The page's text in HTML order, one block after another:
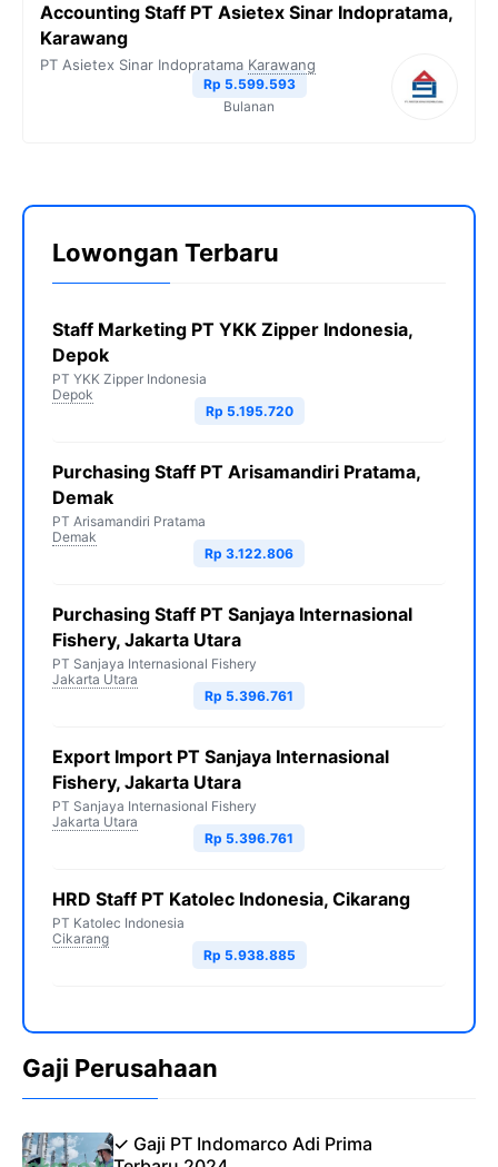
Accounting Staff PT Asietex Sinar Indopratama,
Karawang
PT Asietex Sinar Indopratama Karawang
Rp 5.599.593
Bulanan
Lowongan Terbaru
Staff Marketing PT YKK Zipper Indonesia,
Depok
PT YKK Zipper Indonesia
Depok
Rp 5.195.720
Purchasing Staff PT Arisamandiri Pratama,
Demak
PT Arisamandiri Pratama
Demak
Rp 3.122.806
Purchasing Staff PT Sanjaya Internasional
Fishery, Jakarta Utara
PT Sanjaya Internasional Fishery
Jakarta Utara
Rp 5.396.761
Export Import PT Sanjaya Internasional
Fishery, Jakarta Utara
PT Sanjaya Internasional Fishery
Jakarta Utara
Rp 5.396.761
HRD Staff PT Katolec Indonesia, Cikarang
PT Katolec Indonesia
Cikarang
Rp 5.938.885
Gaji Perusahaan
✓ Gaji PT Indomarco Adi Prima